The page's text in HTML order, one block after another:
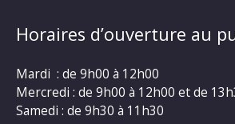
Horaires d’ouverture au
Mardi : de 9h00 à 12h00
Mercredi : de 9h00 à 12h00 et de
Samedi : de 9h30 à 11h30